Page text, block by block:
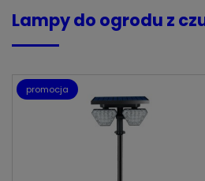
Lampy do ogrodu z
promocja